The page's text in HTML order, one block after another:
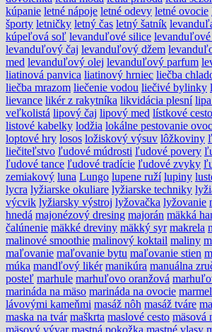
kúpanie letné nápoje letné odevy letné ovocie
športy letničky letný čas letný šatník
kúpeľová soľ levanduľové silice
levanduľový čaj levanduľový džem
med levanduľový olej levanduľový parfum
liatinová panvica liatinový hrniec liečba
liečba mrazom liečenie vodou liečivé bylinky
lievance likér z rakytníka likvidácia plesní
veľkolistá lipový čaj lipový med lístkové cesto
listové kabelky lodžia lokálne pestovanie
loptové hry losos ložiskový výsuv lôžkoviny
liečiteľstvo ľudové múdrosti ľudové povery
ľudové tance ľudové tradície ľudové zvyky
zemiakový luna Lungo lupene ruží lupiny
lycra lyžiarske okuliare lyžiarske techniky
výcvik lyžiarsky výstroj lyžovačka lyžovanie
hnedá majonézový dresing majorán mäkká
čalúnenie mäkké dreviny mäkký syr makrela
malinové smoothie malinový koktail maliny
maľovanie maľovanie bytu maľovanie stien
múka mandľový likér manikúra manuálna
posteľ marhule marhuľovo oranžová
marináda na mäso marináda na ovocie
lávovými kameňmi masáž nôh masáž tváre
maska na tvár maškrta maslové cesto mäsová